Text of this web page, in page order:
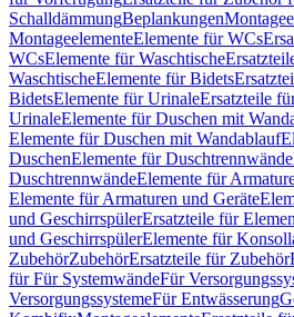
SchalldämmungBeplankungen
MontageelementeElemente für WCs
WCsElemente für Waschtische
WaschtischeElemente für Bidets
BidetsElemente für UrinaleErsatzteile
UrinaleElemente für Duschen mit
Elemente für Duschen mit Wandablauf
DuschenElemente für Duschtrennwände
DuschtrennwändeElemente für
Elemente für Armaturen und Geräte
und GeschirrspülerErsatzteile für
und GeschirrspülerElemente für
ZubehörZubehörErsatzteile für Zubehör
für Für SystemwändeFür
VersorgungssystemeFür Entwässerung